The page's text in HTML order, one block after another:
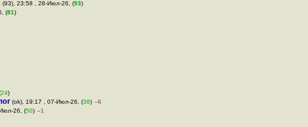
(93), 23:58 , 28-Июл-26, (93)
(81)
24)
(ok), 19:17 , 07-Июл-26, (38) –6
26, (50) –1